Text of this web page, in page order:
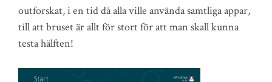
outforskat, i en tid då alla ville använda samtliga appar,
till att bruset är allt för stort för att man skall kunna
testa hälften!